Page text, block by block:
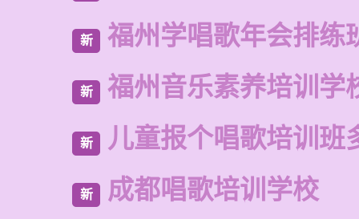
新 福州学唱歌年会排练
新 福州音乐素养培训学
新 儿童报个唱歌培训班
新 成都唱歌培训学校